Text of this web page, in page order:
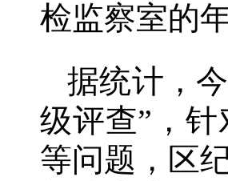
检监察室的
据统计，
级评查”，
等问题，区